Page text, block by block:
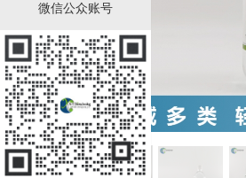
微信公众账号